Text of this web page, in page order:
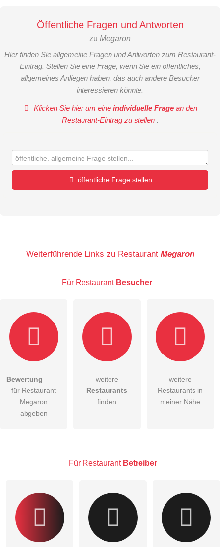
Öffentliche Fragen und Antworten
zu Megaron
Hier finden Sie allgemeine Fragen und Antworten zum Restaurant-
Eintrag. Stellen Sie eine Frage, wenn Sie ein öffentliches,
allgemeines Anliegen haben, das auch andere Besucher
interessieren könnte.
Klicken Sie hier um eineindividuelle Frage an den
Restaurant-Eintrag zu stellen .
öffentliche Frage stellen
E-Mail-Adresse (wird nicht veröffentlicht)
Hiermit akzeptiere ich dieAGB
DieDatenschutzerklärung habe ich zur Kenntnis genommen.
Besucher sichtbar.
Weiterführende Links zu Restaurant Megaron
Für Restaurant Besucher
Bewertung
für Restaurant
Megaron
abgeben
weitere
Restaurants
finden
weitere
Restaurants in
meiner Nähe
Für Restaurant Betreiber